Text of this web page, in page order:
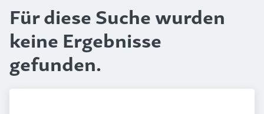
Für diese Suche wurden
keine Ergebnisse
gefunden.